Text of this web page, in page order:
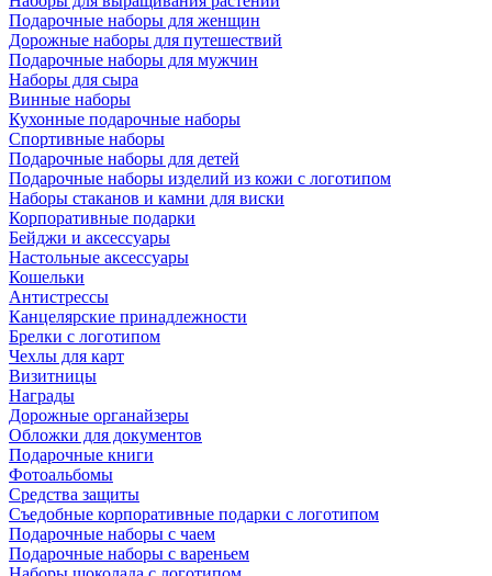
Подарочные наборы для женщин
Дорожные наборы для путешествий
Подарочные наборы для мужчин
Наборы для сыра
Винные наборы
Кухонные подарочные наборы
Спортивные наборы
Подарочные наборы для детей
Подарочные наборы изделий из кожи с логотипом
Наборы стаканов и камни для виски
Корпоративные подарки
Бейджи и аксессуары
Настольные аксессуары
Кошельки
Антистрессы
Канцелярские принадлежности
Брелки с логотипом
Чехлы для карт
Визитницы
Награды
Дорожные органайзеры
Обложки для документов
Подарочные книги
Фотоальбомы
Средства защиты
Съедобные корпоративные подарки с логотипом
Подарочные наборы с чаем
Подарочные наборы с вареньем